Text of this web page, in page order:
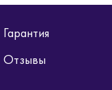
Гарантия
Отзывы